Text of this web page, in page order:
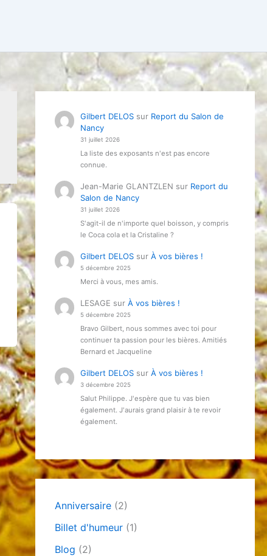
Gilbert DELOS sur Report du Salon de
Nancy
31 juillet 2026
La liste des exposants n'est pas encore
connue.
Jean-Marie GLANTZLEN sur Report du
Salon de Nancy
31 juillet 2026
S'agit-il de n'importe quel boisson, y compris
le Coca cola et la Cristaline ?
Gilbert DELOS surÀ vos bières !
5 décembre 2025
Merci à vous, mes amis.
LESAGE surÀ vos bières !
5 décembre 2025
Bravo Gilbert, nous sommes avec toi pour
continuer ta passion pour les bières. Amitiés
Bernard et Jacqueline
Gilbert DELOS surÀ vos bières !
3 décembre 2025
Salut Philippe. J'espère que tu vas bien
également. J'aurais grand plaisir à te revoir
également.
Anniversaire(2)
Billet d'humeur(1)
Blog (2)